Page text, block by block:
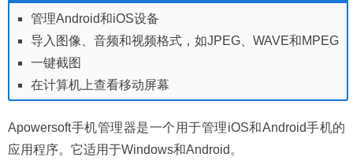
管理Android和iOS设备
导入图像、音频和视频格式，如JPEG、WAVE和MPEG
一键截图
在计算机上查看移动屏幕
Apowersoft手机管理器是一个用于管理iOS和Android手机的
应用程序。它适用于Windows和Android。